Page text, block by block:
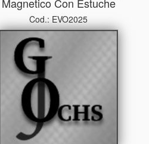
Cod.: EVO2025